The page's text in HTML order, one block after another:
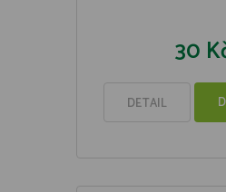
30
DETAIL